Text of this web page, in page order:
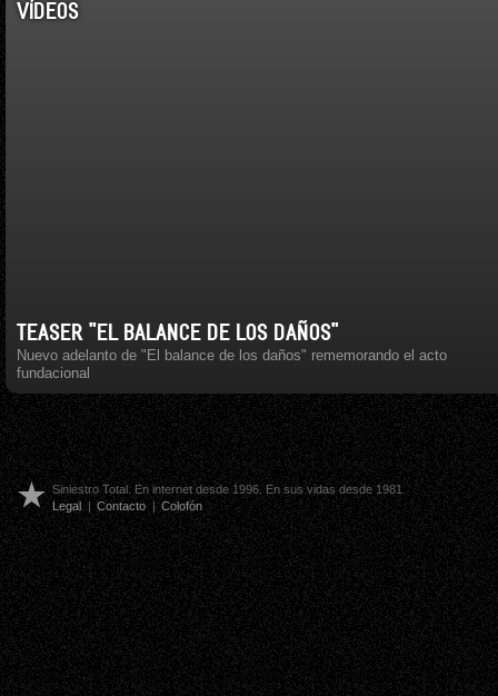
VÍDEOS
TEASER "EL BALANCE DE LOS DAÑOS"
Nuevo adelanto de "El balance de los daños" rememorando el acto
fundacional
Siniestro Total. En internet desde 1996. En sus vidas desde 1981.
Legal | Contacto | Colofón